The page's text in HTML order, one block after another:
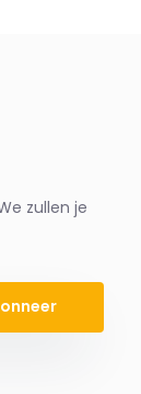
zullen je